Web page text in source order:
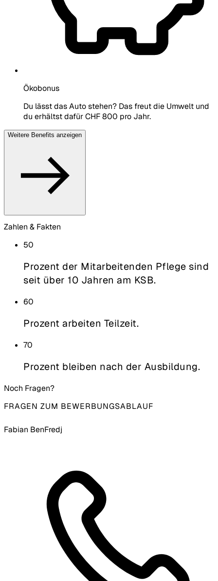
Ökobonus
Du lässt das Auto stehen? Das freut die Umwelt und
du erhältst dafür CHF 800 pro Jahr.
Weitere Benefits anzeigen
Zahlen & Fakten
50
Prozent der Mitarbeitenden Pflege sind
seit über 10 Jahren am KSB.
60
Prozent arbeiten Teilzeit.
70
Prozent bleiben nach der Ausbildung.
Noch Fragen?
FRAGEN ZUM BEWERBUNGSABLAUF
Fabian BenFredj